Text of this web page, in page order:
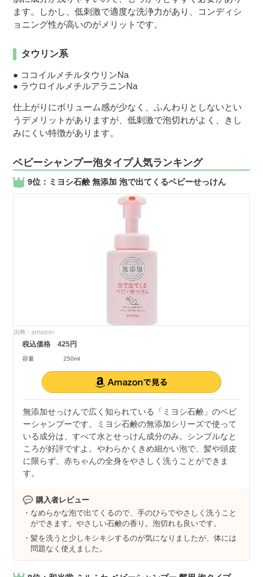
ます。しかし、低刺激で適度な洗浄力があり、コンディシ
ョニング性が高いのがメリットです。
タウリン系
ココイルメチルタウリンNa
ラウロイルメチルアラニンNa
仕上がりにボリューム感が少なく、ふんわりとしないとい
うデメリットがありますが、低刺激で泡切れがよく、きし
みにくい特徴があります。
ベビーシャンプー泡タイプ人気ランキング
9位：ミヨシ石鹸 無添加 泡で出てくるベビーせっけん
税込価格 425円
容量 250ml
無添加せっけんで広く知られている「ミヨシ石鹸」のベビ
ーシャンプーです。ミヨシ石鹸の無添加シリーズで使って
いる成分は、すべて水とせっけん成分のみ。シンプルなと
ころが好評ですよ。やわらかくきめ細かい泡で、髪や頭皮
に限らず、赤ちゃんの全身をやさしく洗うことができま
す。
購入者レビュー
なめらかな泡で出てくるので、手のひらでやさしく洗うこと
ができます。やさしい石鹸の香り。泡切れも良いです。
髪を洗うと少しキシキシするのが気になりましたが、体には
問題なく使えました。